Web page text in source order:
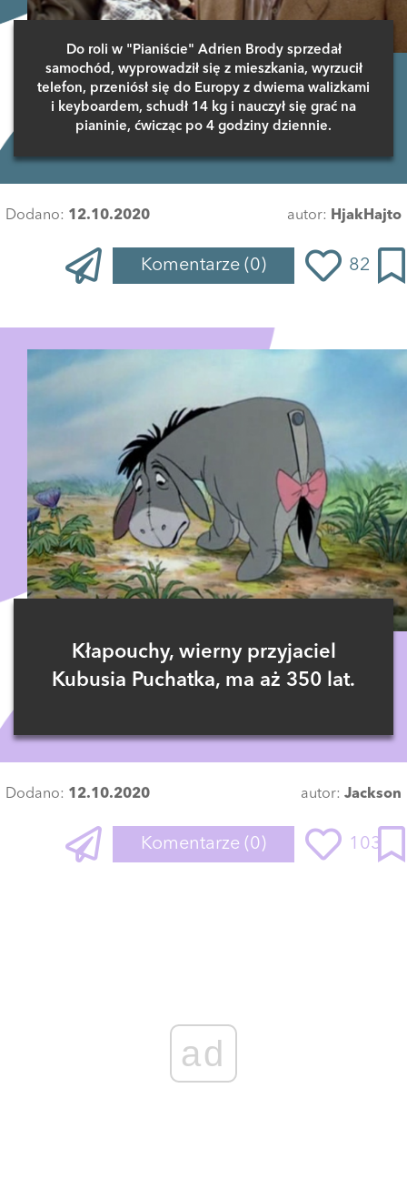
Do roli w "Pianiście" Adrien Brody sprzedał
samochód, wyprowadził się z mieszkania, wyrzucił
telefon, przeniósł się do Europy z dwiema walizkami
i keyboardem, schudł 14 kg i nauczył się grać na
pianinie, ćwicząc po 4 godziny dziennie.
Dodano: 12.10.2020 autor: HjakHajto
Komentarze (0) 82
Kłapouchy, wierny przyjaciel
Kubusia Puchatka, ma aż 350 lat.
Dodano: 12.10.2020 autor: Jackson
Komentarze (0) 103
ad